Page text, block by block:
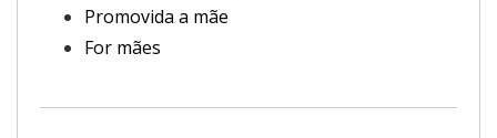
Promovida a mãe
For mães